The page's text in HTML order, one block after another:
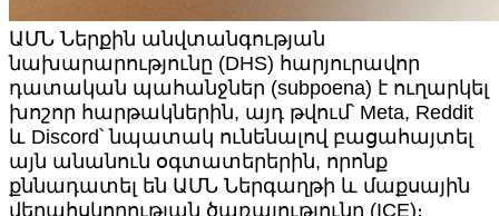
ԱՄՆ Ներքին անվտանգության
նախարարությունը (DHS) հարյուրավոր
դատական պահանջներ (subpoena) է ուղարկել
խոշոր հարթակներին, այդ թվում՝ Meta, Reddit
և Discord՝ նպատակ ունենալով բացահայտել
այն անանուն օգտատերերին, որոնք
քննադատել են ԱՄՆ Ներգաղթի և մաքսային
վերահսկողության ծառայությունը (ICE)։